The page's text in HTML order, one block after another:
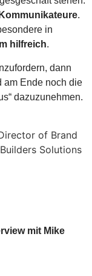
.
in
hilfreich.
dann
am Ende noch die
dazuzunehmen.
mit Mike